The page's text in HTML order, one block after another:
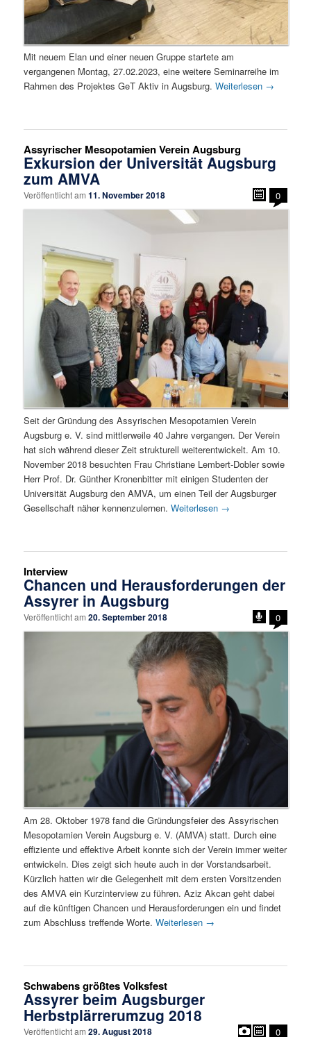
Mit neuem Elan und einer neuen Gruppe startete am
vergangenen Montag, 27.02.2023, eine weitere Seminarreihe im
Rahmen des Projektes GeT Aktiv in Augsburg.Weiterlesen →
Assyrischer Mesopotamien Verein Augsburg
Exkursion der Universität Augsburg
zum AMVA
Veröffentlicht am11. November 2018 0
Seit der Gründung des Assyrischen Mesopotamien Verein
Augsburg e. V. sind mittlerweile 40 Jahre vergangen. Der Verein
hat sich während dieser Zeit strukturell weiterentwickelt. Am 10.
November 2018 besuchten Frau Christiane Lembert-Dobler sowie
Herr Prof. Dr. Günther Kronenbitter mit einigen Studenten der
Universität Augsburg den AMVA, um einen Teil der Augsburger
Gesellschaft näher kennenzulernen.Weiterlesen →
Interview
Chancen und Herausforderungen der
Assyrer in Augsburg
Veröffentlicht am20. September 2018 0
Am 28. Oktober 1978 fand die Gründungsfeier des Assyrischen
Mesopotamien Verein Augsburg e. V. (AMVA) statt. Durch eine
effiziente und effektive Arbeit konnte sich der Verein immer weiter
entwickeln. Dies zeigt sich heute auch in der Vorstandsarbeit.
Kürzlich hatten wir die Gelegenheit mit dem ersten Vorsitzenden
des AMVA ein Kurzinterview zu führen. Aziz Akcan geht dabei
auf die künftigen Chancen und Herausforderungen ein und findet
zum Abschluss treffende Worte.Weiterlesen →
Schwabens größtes Volksfest
Assyrer beim Augsburger
Herbstplärrerumzug 2018
Veröffentlicht am29. August 2018 0